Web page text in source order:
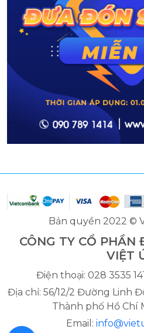
Bản quyền 2022 ©
CÔNG TY CỔ
VIỆT
Điện thoại: 028 3535
Địa chỉ: 56/12/2 Đường Linh
Thành phố Hồ Chí
Email: